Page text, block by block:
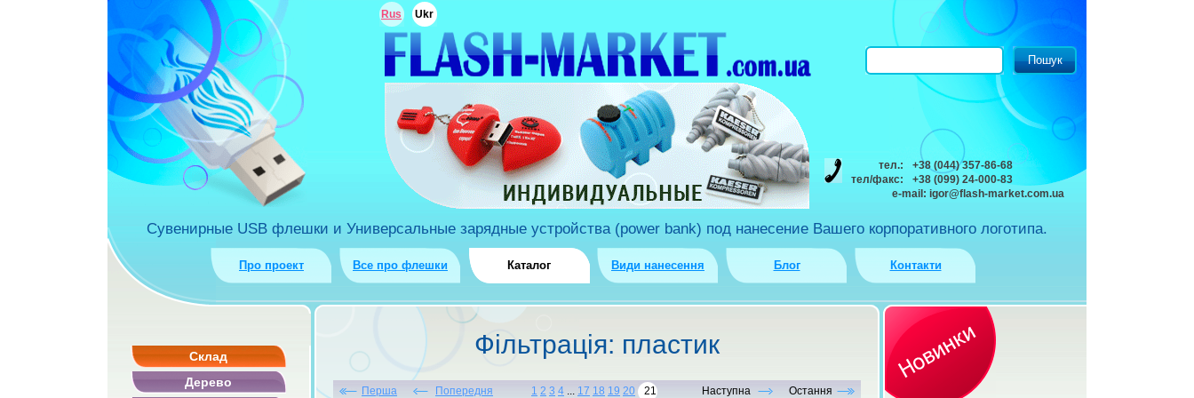
Сувенирные USB флешки и Универсальные зарядные устройства (power bank) под нанесение Вашего корпоративного логотипа.
Про проект Все про флешки Каталог Види нанесення Блог Контакти
Rus Ukr
Фiльтрацiя: пластик
Перша Попередня 1 2 3 4 ... 17 18 19 20 21 Наступна Остання
Склад
Дерево
тел.:
+38 (044) 357-86-68
тел/факс:
+38 (099) 24-000-83
e-mail: igor@flash-market.com.ua